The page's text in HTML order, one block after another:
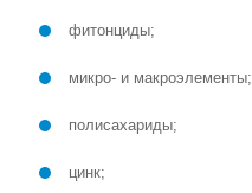
фитонциды;
микро- и макроэлементы;
полисахариды;
цинк;